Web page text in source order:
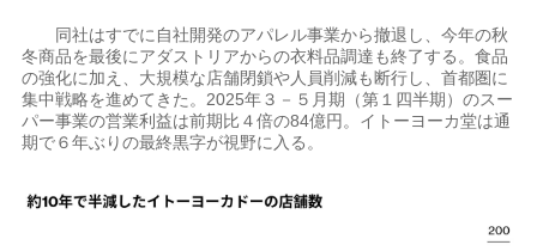
同社はすでに自社開発のアパレル事業から撤退し、今年の秋
冬商品を最後にアダストリアからの衣料品調達も終了する。食品
の強化に加え、大規模な店舗閉鎖や人員削減も断行し、首都圏に
集中戦略を進めてきた。2025年３－５月期（第１四半期）のスー
パー事業の営業利益は前期比４倍の84億円。イトーヨーカ堂は通
期で６年ぶりの最終黒字が視野に入る。